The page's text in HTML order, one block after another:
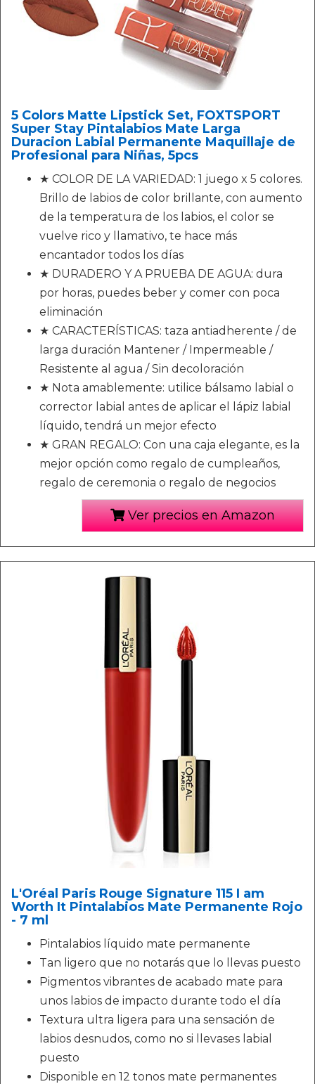
5 Colors Matte Lipstick Set, FOXTSPORT
Super Stay Pintalabios Mate Larga
Duracion Labial Permanente Maquillaje de
Profesional para Niñas, 5pcs
★ COLOR DE LA VARIEDAD: 1 juego x 5 colores.
Brillo de labios de color brillante, con aumento
de la temperatura de los labios, el color se
vuelve rico y llamativo, te hace más
encantador todos los días
★ DURADERO Y A PRUEBA DE AGUA: dura
por horas, puedes beber y comer con poca
eliminación
★ CARACTERÍSTICAS: taza antiadherente / de
larga duración Mantener / Impermeable /
Resistente al agua / Sin decoloración
★ Nota amablemente: utilice bálsamo labial o
corrector labial antes de aplicar el lápiz labial
líquido, tendrá un mejor efecto
★ GRAN REGALO: Con una caja elegante, es la
mejor opción como regalo de cumpleaños,
regalo de ceremonia o regalo de negocios
Ver precios en Amazon
L'Oréal Paris Rouge Signature 115 I am
Worth It Pintalabios Mate Permanente Rojo
- 7 ml
Pintalabios líquido mate permanente
Tan ligero que no notarás que lo llevas puesto
Pigmentos vibrantes de acabado mate para
unos labios de impacto durante todo el día
Textura ultra ligera para una sensación de
labios desnudos, como no si llevases labial
puesto
Disponible en 12 tonos mate permanentes